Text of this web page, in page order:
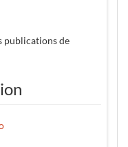
publications de